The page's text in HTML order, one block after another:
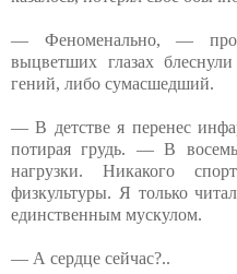
— Феноменально, —
выцветших глазах
гений, либо сумасшедший.
— В детстве я перенес
потирая грудь. — В
нагрузки. Никакого
физкультуры. Я только
единственным мускулом.
— А сердце сейчас?..